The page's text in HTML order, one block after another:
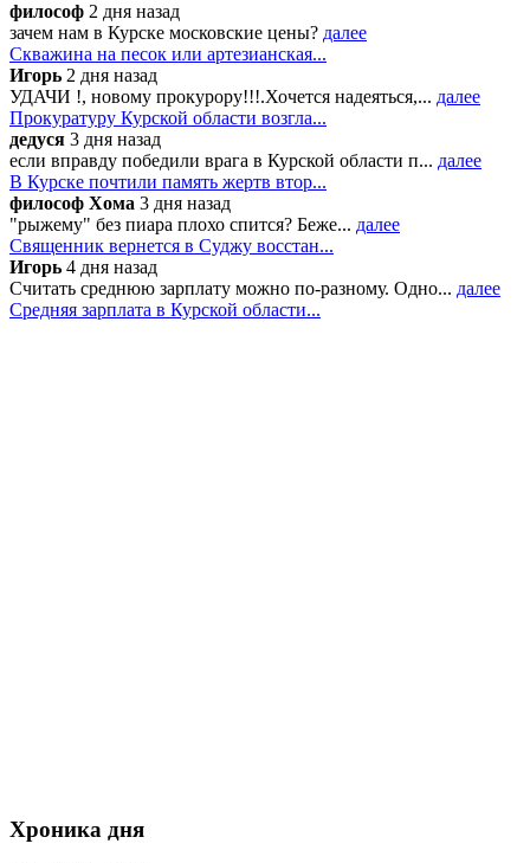
философ 2 дня назад
зачем нам в Курске московские цены? далее
Скважина на песок или артезианская...
Игорь 2 дня назад
УДАЧИ !, новому прокурору!!!.Хочется надеяться,... далее
Прокуратуру Курской области возгла...
дедуся 3 дня назад
если вправду победили врага в Курской области п... далее
В Курске почтили память жертв втор...
философ Хома 3 дня назад
"рыжему" без пиара плохо спится? Беже... далее
Священник вернется в Суджу восстан...
Игорь 4 дня назад
Считать среднюю зарплату можно по-разному. Одно... далее
Средняя зарплата в Курской области...
Хроника дня